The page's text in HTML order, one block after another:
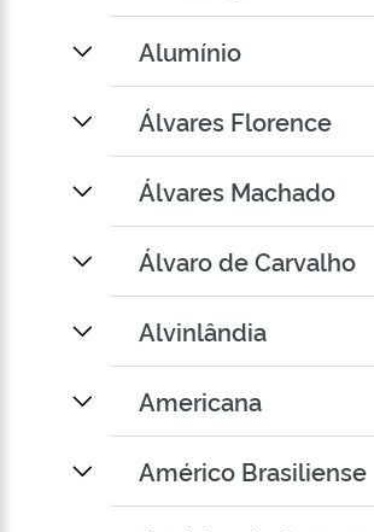
Alumínio
Álvares Florence
Álvares Machado
Álvaro de Carvalho
Alvinlândia
Americana
Américo Brasiliense